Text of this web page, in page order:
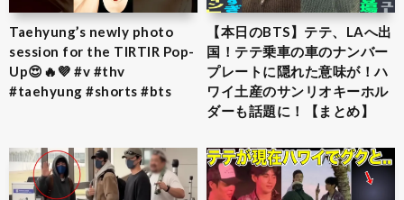
Taehyung’s newly photo
session for the TIRTIR Pop-
Up😍🔥💜 #v #thv
#taehyung #shorts #bts
【本日のBTS】テテ、LAへ出
国！テテ乗車の車のナンバー
プレートに隠れた意味が！ハ
ワイ土産のサンリオキーホル
ダーも話題に！【まとめ】